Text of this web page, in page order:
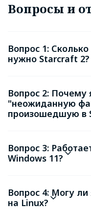
Вопросы и
Вопрос 1:
нужно Starcraft 2?
Вопрос 2: Почему
"неожиданную
произошедшую в
Вопрос 3:
Windows 11?
Вопрос 4: Могу
на Linux?